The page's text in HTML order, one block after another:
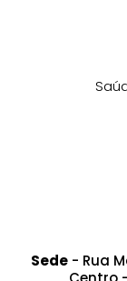
Sede- Rua